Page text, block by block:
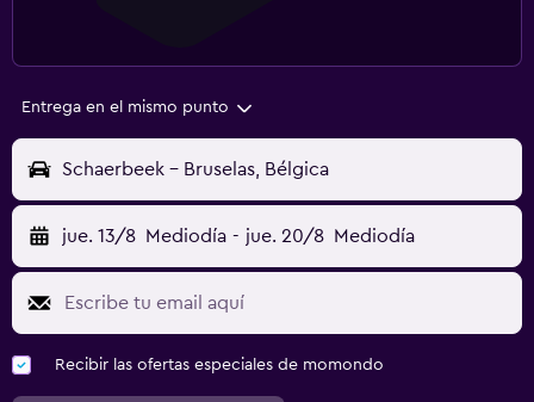
Entrega en el mismo punto
Schaerbeek - Bruselas, Bélgica
jue. 13/8 Mediodía - jue. 20/8 Mediodía
Recibir las ofertas especiales de momondo